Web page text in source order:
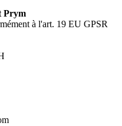
Prym
à l'art. 19 EU GPSR